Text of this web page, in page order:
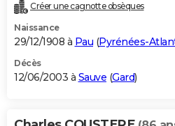
Créer une cagnotte obsèques
Naissance
29/12/1908 à Pau (Pyrénées-
Décès
12/06/2003 à Sauve (Gard)